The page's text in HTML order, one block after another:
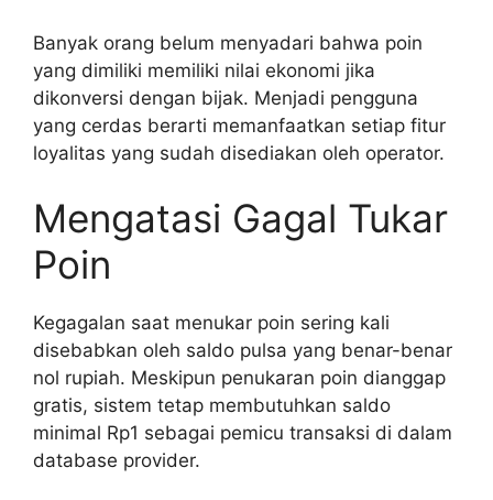
Banyak orang belum menyadari bahwa poin
yang dimiliki memiliki nilai ekonomi jika
dikonversi dengan bijak. Menjadi pengguna
yang cerdas berarti memanfaatkan setiap fitur
loyalitas yang sudah disediakan oleh operator.
Mengatasi Gagal Tukar
Poin
Kegagalan saat menukar poin sering kali
disebabkan oleh saldo pulsa yang benar-benar
nol rupiah. Meskipun penukaran poin dianggap
gratis, sistem tetap membutuhkan saldo
minimal Rp1 sebagai pemicu transaksi di dalam
database provider.